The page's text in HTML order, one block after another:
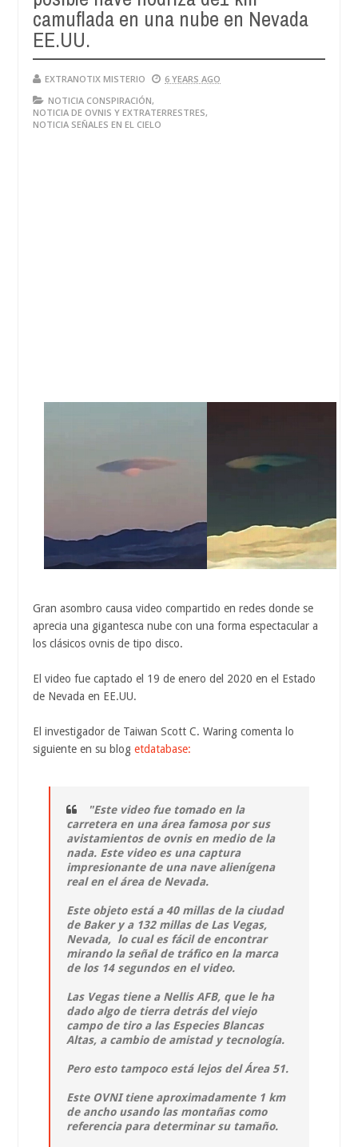
28,
2024
camuflada en una nube en Nevada
EE.UU.
EXTRANOTIX MISTERIO
6 YEARS AGO
NOTICIA CONSPIRACIÓN,
NOTICIA DE OVNIS Y EXTRATERRESTRES,
NOTICIA SEÑALES EN EL CIELO
Gran asombro causa video compartido en redes donde se
aprecia una gigantesca nube con una forma espectacular a
los clásicos ovnis de tipo disco.
El video fue captado el 19 de enero del 2020 en el Estado
de Nevada en EE.UU.
El investigador de Taiwan Scott C. Waring comenta lo
siguiente en su blog etdatabase:
"Este video fue tomado en la
carretera en una área famosa por sus
avistamientos de ovnis en medio de la
nada. Este video es una captura
impresionante de una nave alienígena
real en el área de Nevada.
Este objeto está a 40 millas de la ciudad
de Baker y a 132 millas de Las Vegas,
Nevada, lo cual es fácil de encontrar
mirando la señal de tráfico en la marca
de los 14 segundos en el video.
Las Vegas tiene a Nellis AFB, que le ha
dado algo de tierra detrás del viejo
campo de tiro a las Especies Blancas
Altas, a cambio de amistad y tecnología.
Pero esto tampoco está lejos del Área 51.
Este OVNI tiene aproximadamente 1 km
de ancho usando las montañas como
referencia para determinar su tamaño.